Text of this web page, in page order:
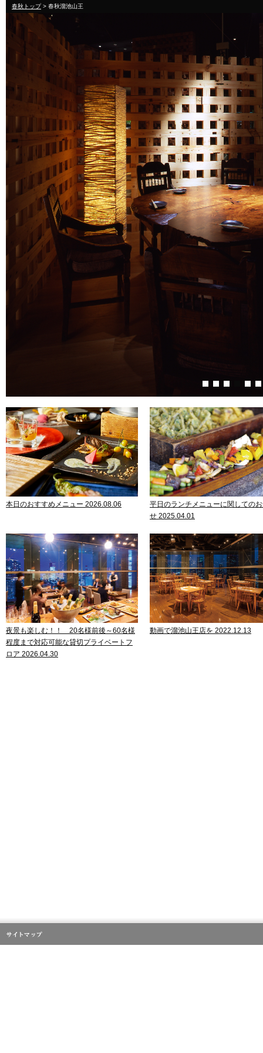
春秋トップ> 春秋溜池山王
本日のおすすめメニュー 2026.08.06
平日のランチメニューに関しての
せ 2025.04.01
夜景も楽しむ！！ 20名様前後～60名様
程度まで対応可能な貸切プライベートフ
ロア 2026.04.30
動画で溜池山王店を 2022.12.13